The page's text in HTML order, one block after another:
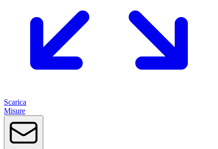
Scarica
Misure